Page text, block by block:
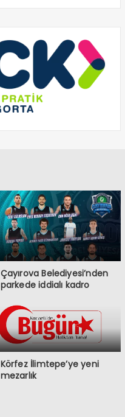
Çayırova Belediyesi’nden
parkede iddialı kadro
Körfez İlimtepe’ye yeni
mezarlık